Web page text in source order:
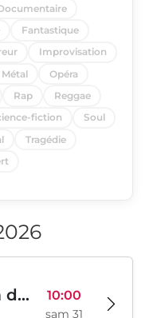
Fantastique
Improvisation
Métal
Opéra
Rap
Reggae
fiction
Soul
Tragédie
Есенен тур на dōTERRA в Русе 10:00
sam 31